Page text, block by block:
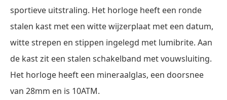
sportieve uitstraling. Het horloge heeft een ronde
stalen kast met een witte wijzerplaat met een datum,
witte strepen en stippen ingelegd met lumibrite. Aan
de kast zit een stalen schakelband met vouwsluiting.
Het horloge heeft een mineraalglas, een doorsnee
van 28mm en is 10ATM.